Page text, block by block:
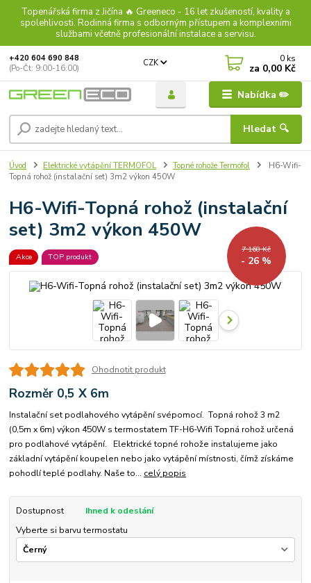
Topenářská firma z Jičína 🔥 Greeneco - 16 let zkušeností, kvality a
spolehlivosti. Rodinná firma s odborným přístupem a komplexními
službami včetně profesionální instalace a servisu.
Nabídka ✏️
CZK
Hledat 🔍
+420 604 690 848
(Po-Čt: 9:00-16:00)
0 ks
za 0,00 Kč
Úvod Elektrické vytápění TERMOFOL Topné rohože Termofol
H6-Wifi-
Topná rohož (instalační set) 3m2 výkon 450W
H6-Wifi-Topná rohož (instalační
set) 3m2 výkon 450W
Akce TOP produkt
7 168 Kč
- 26 %
Ohodnotit produkt
Rozměr 0,5 X 6m
Instalační set podlahového vytápění svépomocí. Topná rohož 3 m2
(0,5m x 6m) výkon 450W s termostatem TF-H6-Wifi Topná rohož určená
pro podlahové vytápění. Elektrické topné rohože instalujeme jako
základní vytápění koupelen nebo jako vytápění místnosti, čímž získáme
pohodlí teplé podlahy. Naše to... celý popis
Dostupnost
Ihned k odeslání
Vyberte si barvu termostatu